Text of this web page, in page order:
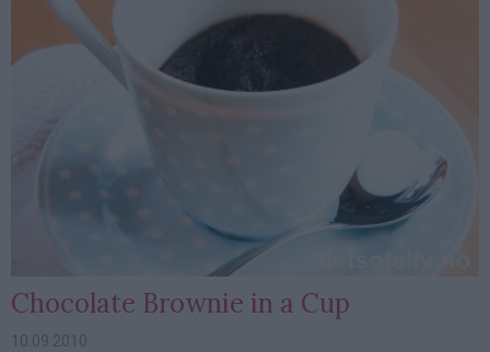
Chocolate Brownie in a Cup
10.09.2010